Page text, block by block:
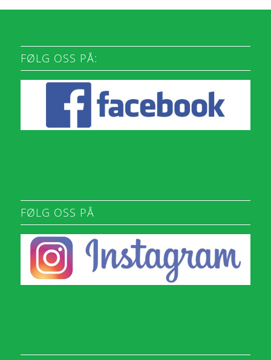
FØLG OSS PÅ:
FØLG OSS PÅ